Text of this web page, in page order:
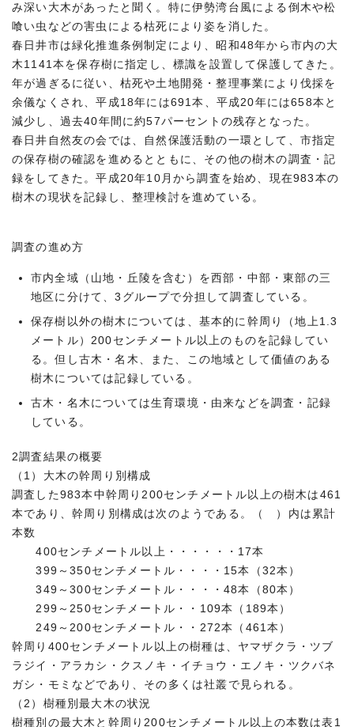
み深い大木があったと聞く。特に伊勢湾台風による倒木や松
喰い虫などの害虫による枯死により姿を消した。
春日井市は緑化推進条例制定により、昭和48年から市内の大
木1141本を保存樹に指定し、標識を設置して保護してきた。
年が過ぎるに従い、枯死や土地開発・整理事業により伐採を
余儀なくされ、平成18年には691本、平成20年には658本と
減少し、過去40年間に約57パーセントの残存となった。
春日井自然友の会では、自然保護活動の一環として、市指定
の保存樹の確認を進めるとともに、その他の樹木の調査・記
録をしてきた。平成20年10月から調査を始め、現在983本の
樹木の現状を記録し、整理検討を進めている。
調査の進め方
市内全域（山地・丘陵を含む）を西部・中部・東部の三
地区に分けて、3グループで分担して調査している。
保存樹以外の樹木については、基本的に幹周り（地上1.3
メートル）200センチメートル以上のものを記録してい
る。但し古木・名木、また、この地域として価値のある
樹木については記録している。
古木・名木については生育環境・由来などを調査・記録
している。
2調査結果の概要
（1）大木の幹周り別構成
調査した983本中幹周り200センチメートル以上の樹木は461
本であり、幹周り別構成は次のようである。（ ）内は累計
本数
400センチメートル以上・・・・・・17本
399～350センチメートル・・・・15本（32本）
349～300センチメートル・・・・48本（80本）
299～250センチメートル・・109本（189本）
249～200センチメートル・・272本（461本）
幹周り400センチメートル以上の樹種は、ヤマザクラ・ツブ
ラジイ・アラカシ・クスノキ・イチョウ・エノキ・ツクバネ
ガシ・モミなどであり、その多くは社叢で見られる。
（2）樹種別最大木の状況
樹種別の最大木と幹周り200センチメートル以上の本数は表1